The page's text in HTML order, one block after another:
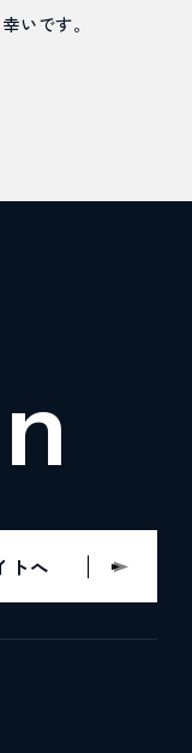
いです。
トへ